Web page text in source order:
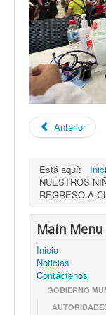
Anterior
Está aquí:
NUESTROS
REGRESO A
Main Menu
Inicio
Noticias
Contáctenos
GOBIERNO